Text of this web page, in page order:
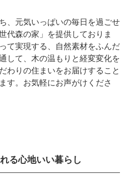
、元気いっぱいの毎日を過ごせ
代森の家」を提供しておりま
て実現する、自然素材をふんだ
して、木の温もりと経変変化を
わりの住まいをお届けすること
す。お気軽にお声がけくださ
る心地いい暮らし